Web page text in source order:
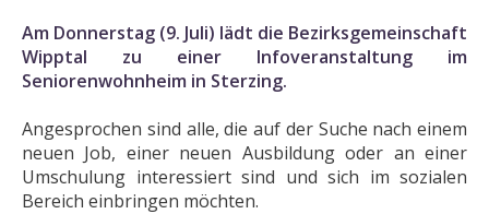
Am Donnerstag (9. Juli) lädt die Bezirksgemeinschaft
Wipptal zu einer Infoveranstaltung im
Seniorenwohnheim in Sterzing.
Angesprochen sind alle, die auf der Suche nach einem
neuen Job, einer neuen Ausbildung oder an einer
Umschulung interessiert sind und sich im sozialen
Bereich einbringen möchten.